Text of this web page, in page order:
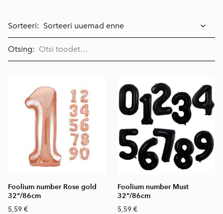
Sorteeri:
Otsing:
Foolium number Rose gold
32"/86cm
5,59 €
Foolium number Must
32"/86cm
5,59 €